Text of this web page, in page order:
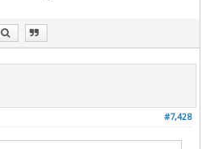
#7,428